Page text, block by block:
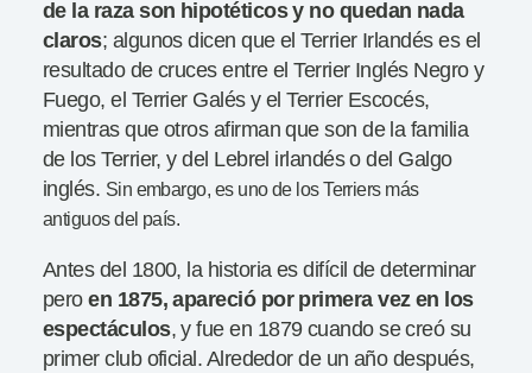
de la raza son hipotéticos y no quedan nada
claros; algunos dicen que el Terrier Irlandés es el
resultado de cruces entre el Terrier Inglés Negro y
Fuego, el Terrier Galés y el Terrier Escocés,
mientras que otros afirman que son de la familia
de los Terrier, y del Lebrel irlandés o del Galgo
inglés. Sin embargo, es uno de los Terriers más
antiguos del país.
Antes del 1800, la historia es difícil de determinar
peroen 1875, apareció por primera vez en los
espectáculos, y fue en 1879 cuando se creó su
primer club oficial. Alrededor de un año después,